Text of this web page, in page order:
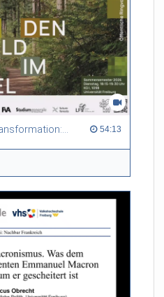
Between tradition and transformation: how owners, advisers and institutions co-create knowledge for resilient forests in Europe 54:13